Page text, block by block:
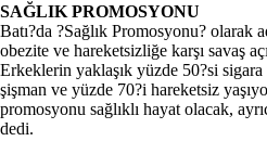
SAĞLIK PROMOSYONU
Batı?da ?Sağlık Promosyonu? olarak
obezite ve hareketsizliğe karşı savaş
Erkeklerin yaklaşık yüzde 50?si
şişman ve yüzde 70?i hareketsiz
promosyonu sağlıklı hayat olacak,
dedi.